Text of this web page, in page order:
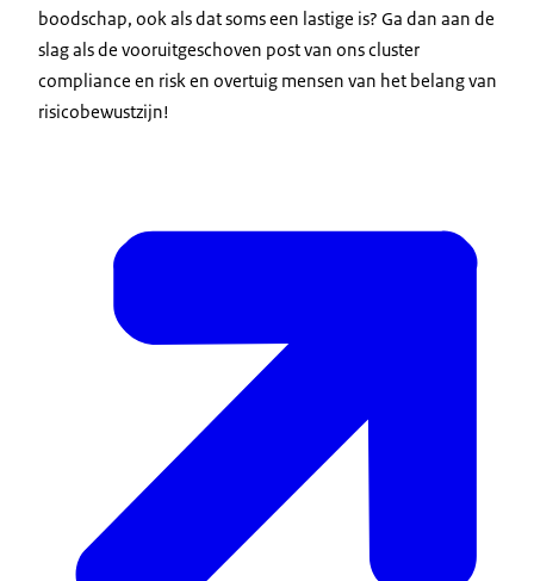
boodschap, ook als dat soms een lastige is? Ga dan aan de
slag als de vooruitgeschoven post van ons cluster
compliance en risk en overtuig mensen van het belang van
risicobewustzijn!